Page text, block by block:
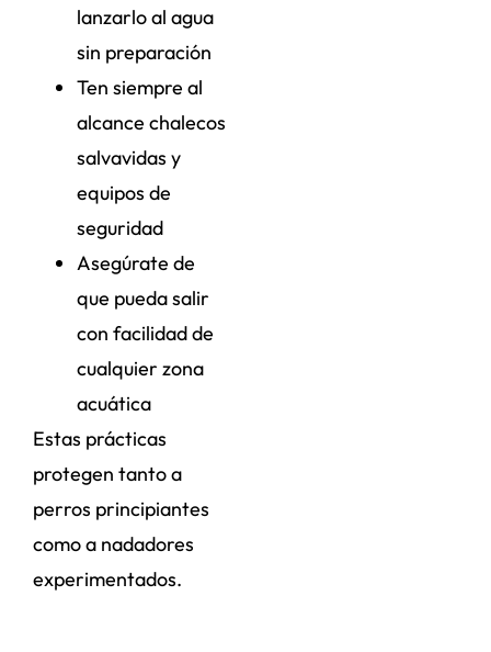
lanzarlo al agua
sin preparación
Ten siempre al
alcance chalecos
salvavidas y
equipos de
seguridad
Asegúrate de
que pueda salir
con facilidad de
cualquier zona
acuática
Estas prácticas
protegen tanto a
perros principiantes
como a nadadores
experimentados.